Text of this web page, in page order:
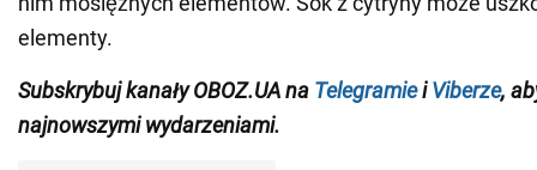
elementy.
Subskrybuj kanały OBOZ.UA na TelegramieiViberze,
najnowszymi wydarzeniami.